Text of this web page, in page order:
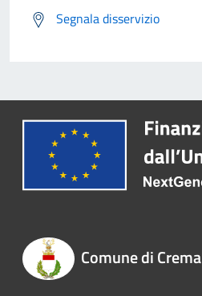
Segnala disservizio
Comune di Crema